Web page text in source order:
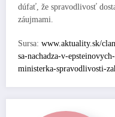
dúfať, že spravodlivosť
záujmami.
Sursa: www.aktuality.sk/
sa-nachadza-v-
ministerka-spravodlivosti-